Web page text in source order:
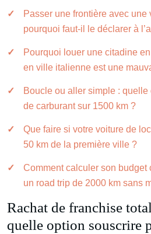
Passer une frontière avec une
pourquoi faut-il le déclarer à
Pourquoi louer une citadine
en ville italienne est une
Boucle ou aller simple :
de carburant sur 1500 km ?
Que faire si votre voiture de
50 km de la première ville ?
Comment calculer son budget
un road trip de 2000 km sans
Rachat de franchise
quelle option souscrire